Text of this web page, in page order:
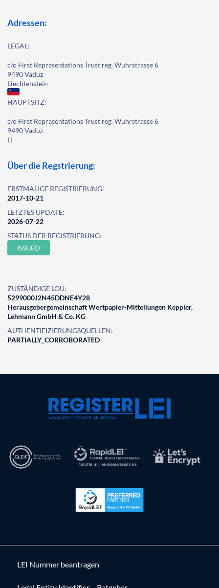
Adressen:
LEGAL:
c/o First Repräsentations Trust reg. Wuhrstrasse 6
9490 Vaduz
Liechtenstein
HAUPTSITZ:
c/o First Repräsentations Trust reg. Wuhrstrasse 6
9490 Vaduz
LI
Über die Regstrierung:
ERSTMALIGE REGISTRIERUNG:
2017-10-21
LETZTES UPDATE:
2026-07-22
STATUS DER REGISTRIERUNG:
ISSUED
ZUSTÄNDIGE LOU:
5299000J2N45DDNE4Y28
Herausgebergemeinschaft Wertpapier-Mitteilungen Keppler,
Lehmann GmbH & Co. KG
AUTHENTIFIZIERUNGSQUELLEN:
PARTIALLY_CORROBORATED
LEI Nummer beantragen